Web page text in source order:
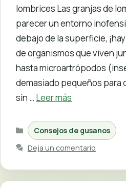
lombrices Las granjas de
parecer un entorno
debajo de la superficie,
de organismos que viven
hasta microartrópodos
demasiado pequeños para
sin … Leer más
Categorías
Consejos de gusanos
Deja un comentario